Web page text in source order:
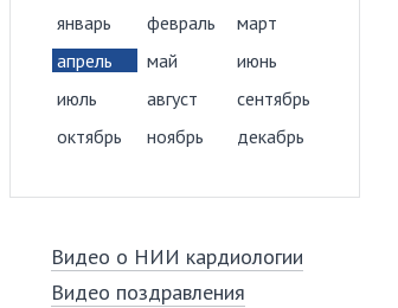
январь февраль
март
апрель
май
июнь
июль
август
сентябрь
октябрь
ноябрь декабрь
Видео о НИИ кардиологии
Видео поздравления